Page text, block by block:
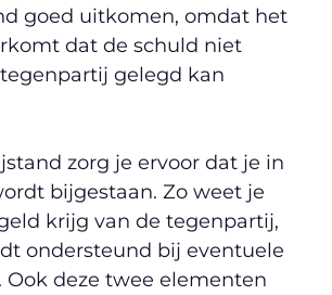
goed uitkomen, omdat het
dat de schuld niet
gelegd kan
zorg je ervoor dat je in
bijgestaan. Zo weet je
krijg van de tegenpartij,
ondersteund bij eventuele
Ook deze twee elementen